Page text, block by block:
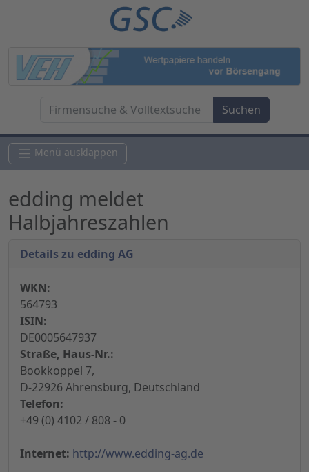
Menü ausklappen
edding meldet
Halbjahreszahlen
Details zu edding AG
WKN:
564793
ISIN:
DE0005647937
Straße, Haus-Nr.:
Bookkoppel 7,
D-22926 Ahrensburg, Deutschland
Telefon:
+49 (0) 4102 / 808 - 0
Internet: http://www.edding-ag.de